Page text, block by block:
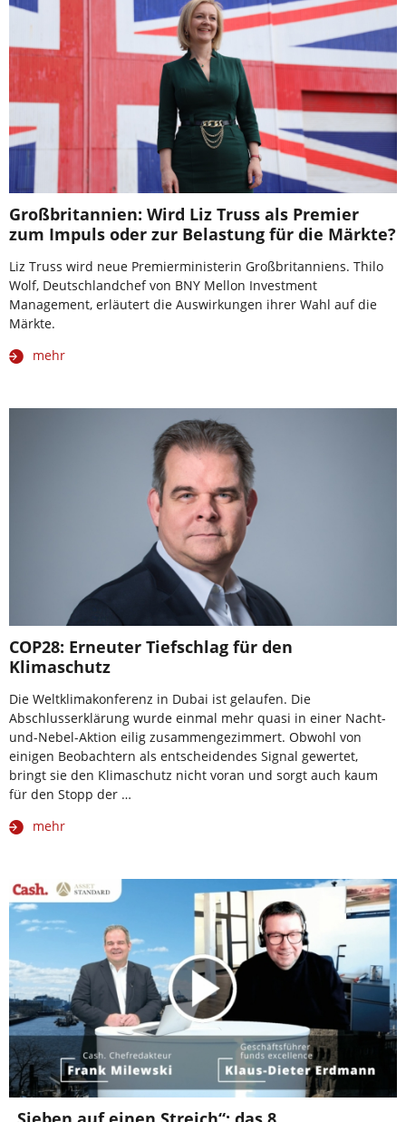
Großbritannien: Wird Liz Truss als Premier
zum Impuls oder zur Belastung für die Märkte?
Liz Truss wird neue Premierministerin Großbritanniens. Thilo
Wolf, Deutschlandchef von BNY Mellon Investment
Management, erläutert die Auswirkungen ihrer Wahl auf die
Märkte.
mehr
COP28: Erneuter Tiefschlag für den
Klimaschutz
Die Weltklimakonferenz in Dubai ist gelaufen. Die
Abschlusserklärung wurde einmal mehr quasi in einer Nacht-
und-Nebel-Aktion eilig zusammengezimmert. Obwohl von
einigen Beobachtern als entscheidendes Signal gewertet,
bringt sie den Klimaschutz nicht voran und sorgt auch kaum
für den Stopp der …
mehr